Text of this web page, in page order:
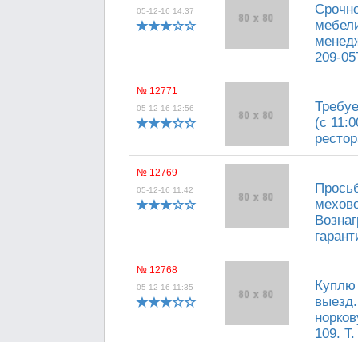
05-12-16 14:37
209-
№ 12771
05-12-16 12:56
(с
№ 12769
05-12-16 11:42
№ 12768
05-12-16 11:35
Куплю
109.